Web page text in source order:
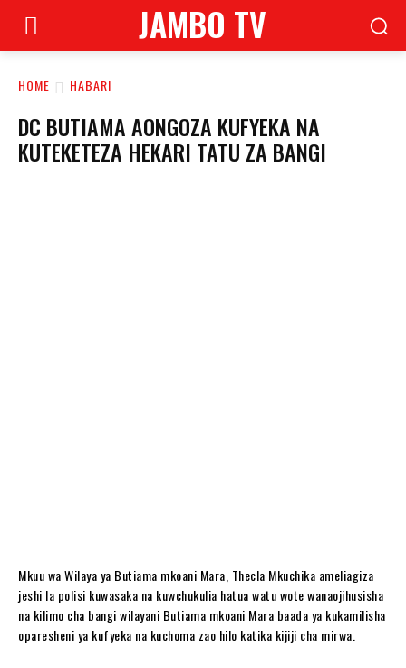
JAMBO TV
HOME HABARI
DC BUTIAMA AONGOZA KUFYEKA NA
KUTEKETEZA HEKARI TATU ZA BANGI
Mkuu wa Wilaya ya Butiama mkoani Mara, Thecla Mkuchika ameliagiza
jeshi la polisi kuwasaka na kuwchukulia hatua watu wote wanaojihusisha
na kilimo cha bangi wilayani Butiama mkoani Mara baada ya kukamilisha
oparesheni ya kufyeka na kuchoma zao hilo katika kijiji cha mirwa.